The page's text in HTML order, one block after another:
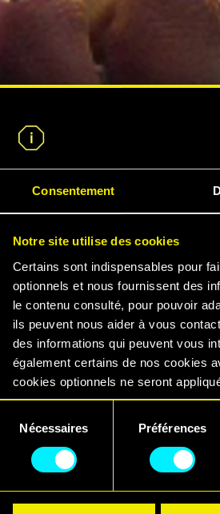
Consentement
Notre site utilise des cookies
Certains sont indispensables pour
optionnels et nous fournissent des
le contenu consulté, pour pouvoir
ils peuvent nous aider à vous
des informations qui peuvent vous
également certains de nos cookies
cookies optionnels ne seront
Vous pouvez consulter tous les
modifier vos préférences dans le
consentement
Nécessaires Préférences